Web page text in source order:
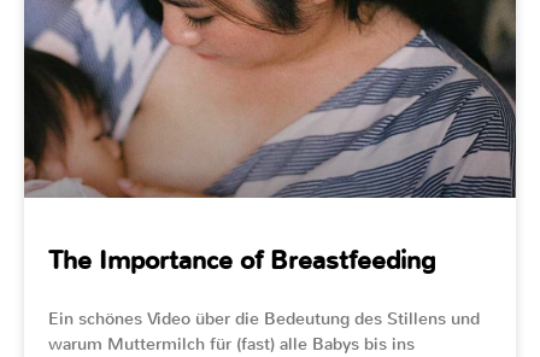
The Importance of Breastfeeding
Ein schönes Video über die Bedeutung des Stillens und
warum Muttermilch für (fast) alle Babys bis ins